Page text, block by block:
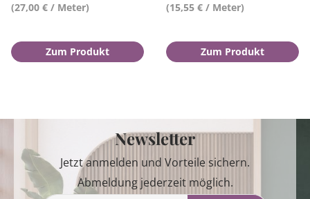
(27,00 € / Meter)
Zum Produkt
(15,55 € / Meter)
Zum Produkt
Newsletter
Jetzt anmelden und Vorteile sichern.
Abmeldung jederzeit möglich.